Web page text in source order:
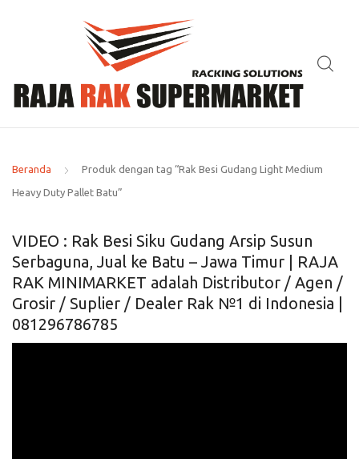
Beranda Produk dengan tag “Rak Besi Gudang Light Medium
Heavy Duty Pallet Batu”
VIDEO : Rak Besi Siku Gudang Arsip Susun
Serbaguna, Jual ke Batu – Jawa Timur | RAJA
RAK MINIMARKET adalah Distributor / Agen /
Grosir / Suplier / Dealer Rak №1 di Indonesia |
081296786785